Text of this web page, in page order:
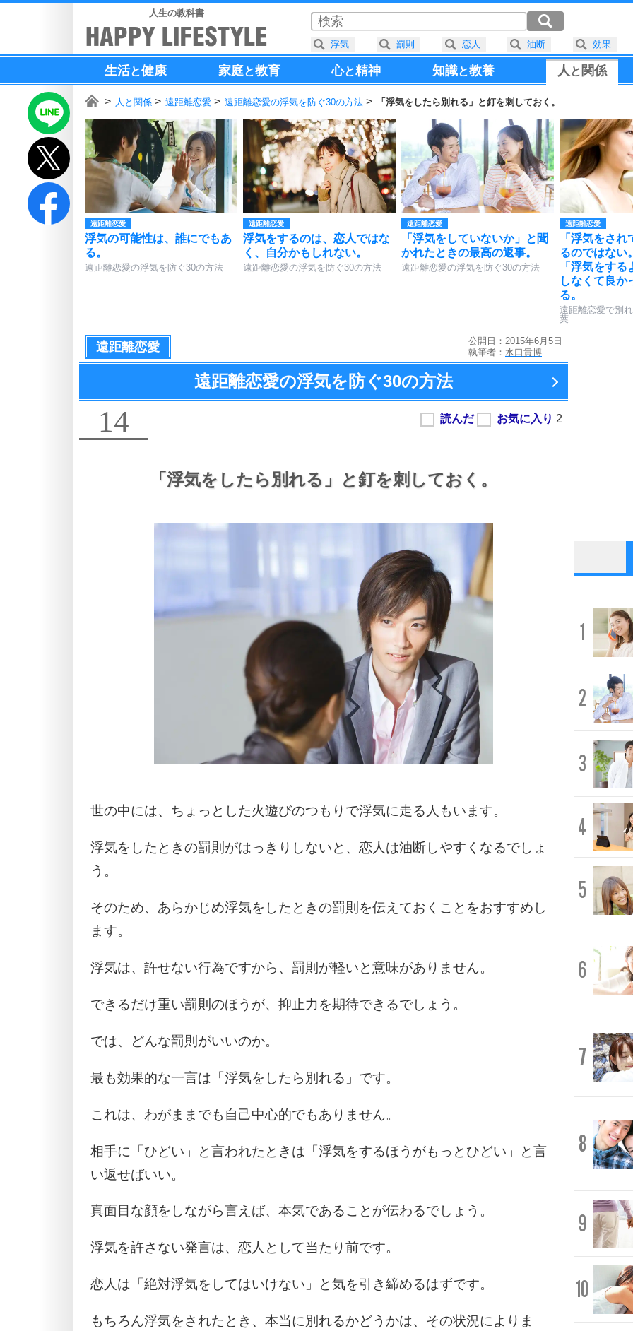
人生の教科書
生活と健康 家庭と教育 心と精神 知識と教養 人と 関係
人と関係 遠距離恋愛 遠距離恋愛の浮気を防ぐ30の方法 「浮気をしたら別れる」と釘を刺しておく。
遠距離恋愛
浮気の可能性は、誰にでもあ
る。
遠距離恋愛の浮気を防ぐ30の方法
遠距離恋愛
浮気をするのは、恋人ではな
く、自分かもしれない。
遠距離恋愛の浮気を防ぐ30の方法
遠距離恋愛
「浮気をしていないか」と聞
かれたときの最高の返事。
遠距離恋愛の浮気を防ぐ30の方法
遠距離恋愛
「浮気をされ
るのではない。
「浮気をす
しなくて良か
る。
遠距離恋愛で別
葉
遠距離恋愛
公開日：2015年6月5日
執筆者： 水口貴博
遠距離恋愛の浮気を防ぐ30の方法
14
「浮気をしたら別れる」と釘を刺しておく。
世の中には、ちょっとした火遊びのつもりで浮気に走る人もいます。
浮気をしたときの罰則がはっきりしないと、恋人は油断しやすくなるでしょ
う。
そのため、あらかじめ浮気をしたときの罰則を伝えておくことをおすすめし
ます。
浮気は、許せない行為ですから、罰則が軽いと意味がありません。
できるだけ重い罰則のほうが、抑止力を期待できるでしょう。
では、どんな罰則がいいのか。
最も効果的な一言は「浮気をしたら別れる」です。
これは、わがままでも自己中心的でもありません。
相手に「ひどい」と言われたときは「浮気をするほうがもっとひどい」と言
い返せばいい。
真面目な顔をしながら言えば、本気であることが伝わるでしょう。
浮気を許さない発言は、恋人として当たり前です。
恋人は「絶対浮気をしてはいけない」と気を引き締めるはずです。
もちろん浮気をされたとき、本当に別れるかどうかは、その状況によりま
1
2
3
4
5
6
7
8
9
10
浮気 罰則 恋人 油断 効果